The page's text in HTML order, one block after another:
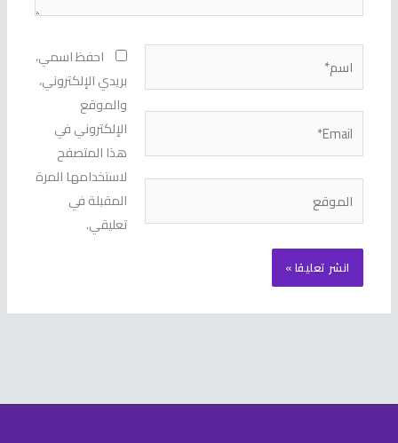
احفظ اسمي،
بريدي الإلكتروني،
والموقع
الإلكتروني في
هذا المتصفح
لاستخدامها المرة
المقبلة في
تعليقي.